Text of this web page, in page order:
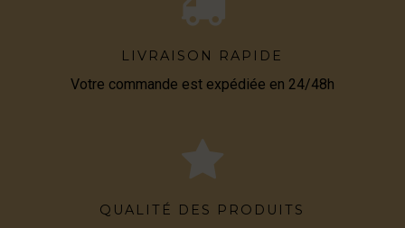
LIVRAISON RAPIDE
Votre commande est expédiée en 24/48h
QUALITÉ DES PRODUITS